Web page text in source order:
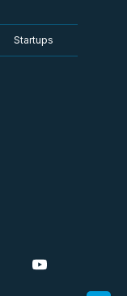
Startups